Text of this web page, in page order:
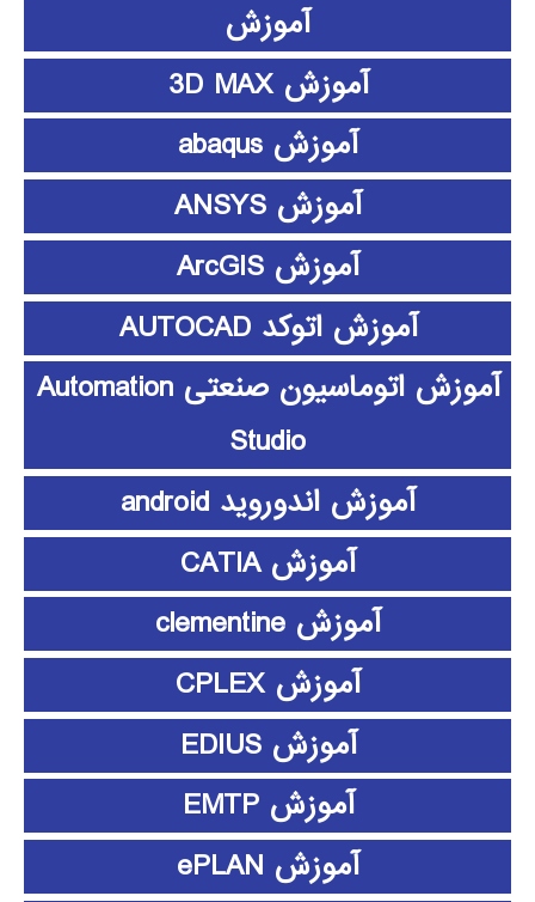
آموزش
آموزش 3D MAX
آموزش abaqus
آموزش ANSYS
آموزش ArcGIS
آموزش اتوکد AUTOCAD
آموزش اتوماسیون صنعتی Automation
Studio
آموزش اندوروید android
آموزش CATIA
آموزش clementine
آموزش CPLEX
آموزش EDIUS
آموزش EMTP
آموزش ePLAN